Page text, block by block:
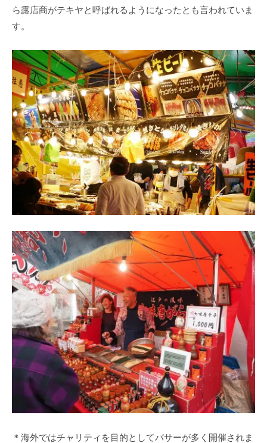
ら露店商がテキヤと呼ばれるようになったとも言われていま
す。
＊海外ではチャリティを目的としてバサーが多く開催されま